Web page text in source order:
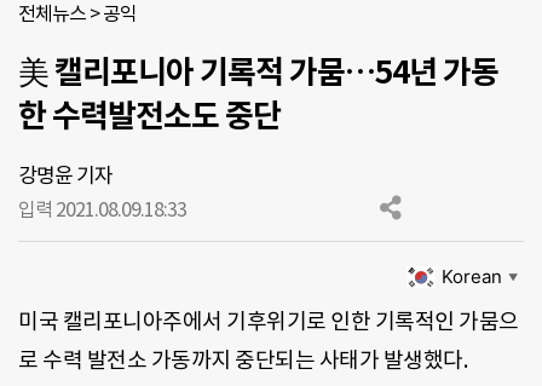
전체뉴스 >공익
美 캘리포니아 기록적 가뭄…54년 가동
한 수력발전소도 중단
강명윤 기자
입력 2021.08.09.18:33
Korean ▼
미국 캘리포니아주에서 기후위기로 인한 기록적인 가뭄으
로 수력 발전소 가동까지 중단되는 사태가 발생했다.